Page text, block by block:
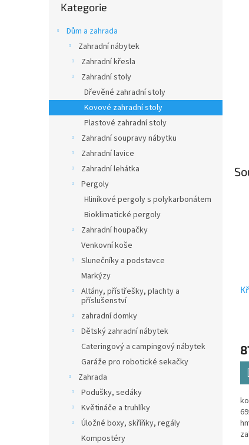
kategorie
Kategorie
Dům a zahrada
Zahradní nábytek
Zahradní křesla
Zahradní stoly
Dřevěné zahradní stoly
Kovové zahradní stoly
Plastové zahradní stoly
Zahradní soupravy nábytku
Zahradní lavice
Zahradní lehátka
Pergoly
Hliníkové pergoly s polykarbonátem
Bioklimatické pergoly
Zahradní houpačky
Venkovní koše
Slunečníky a podstavce
Markýzy
Altány, přístřešky, plachty a
příslušenství
zahradní domky
Dětský zahradní nábytek
Cateringový a campingový nábytek
Garáže pro robotické sekačky
Zahrada
Podušky, sedáky
Květináče a truhlíky
Úložné boxy, skříňky, regály
Kompostéry